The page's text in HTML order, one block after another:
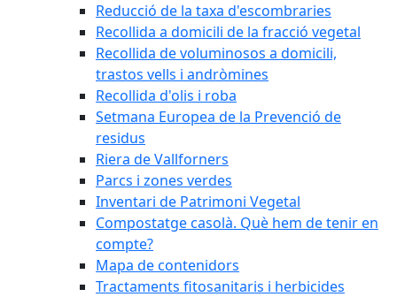
Reducció de la taxa d'escombraries
Recollida a domicili de la fracció vegetal
Recollida de voluminosos a domicili,
trastos vells i andròmines
Recollida d'olis i roba
Setmana Europea de la Prevenció de
residus
Riera de Vallforners
Parcs i zones verdes
Inventari de Patrimoni Vegetal
Compostatge casolà. Què hem de tenir en
compte?
Mapa de contenidors
Tractaments fitosanitaris i herbicides